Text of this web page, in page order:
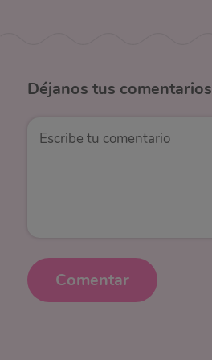
Déjanos tus comentarios
Comentar